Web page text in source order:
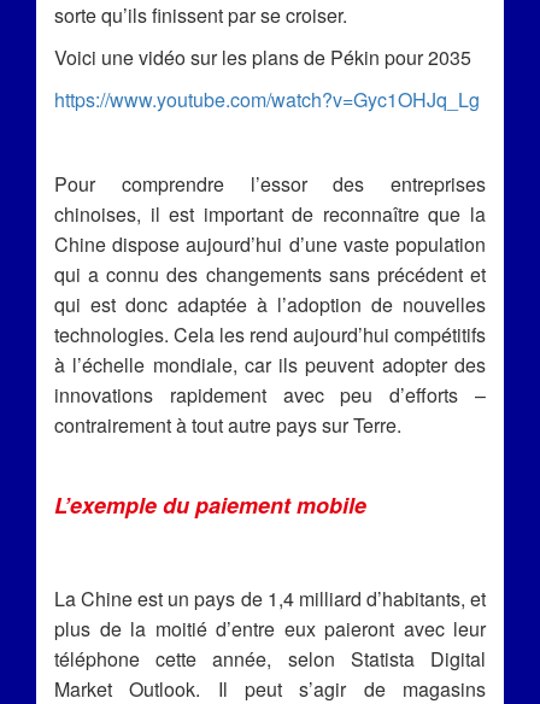
sorte qu’ils finissent par se croiser.
Voici une vidéo sur les plans de Pékin pour 2035
https://www.youtube.com/watch?v=Gyc1OHJq_Lg
Pour comprendre l’essor des entreprises
chinoises, il est important de reconnaître que la
Chine dispose aujourd’hui d’une vaste population
qui a connu des changements sans précédent et
qui est donc adaptée à l’adoption de nouvelles
technologies. Cela les rend aujourd’hui compétitifs
à l’échelle mondiale, car ils peuvent adopter des
innovations rapidement avec peu d’efforts –
contrairement à tout autre pays sur Terre.
L’exemple du paiement mobile
La Chine est un pays de 1,4 milliard d’habitants, et
plus de la moitié d’entre eux paieront avec leur
téléphone cette année, selon Statista Digital
Market Outlook. Il peut s’agir de magasins